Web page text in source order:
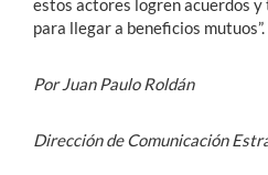
para llegar a beneficios mutuos”.
Por Juan Paulo Roldán
Dirección de Comunicación